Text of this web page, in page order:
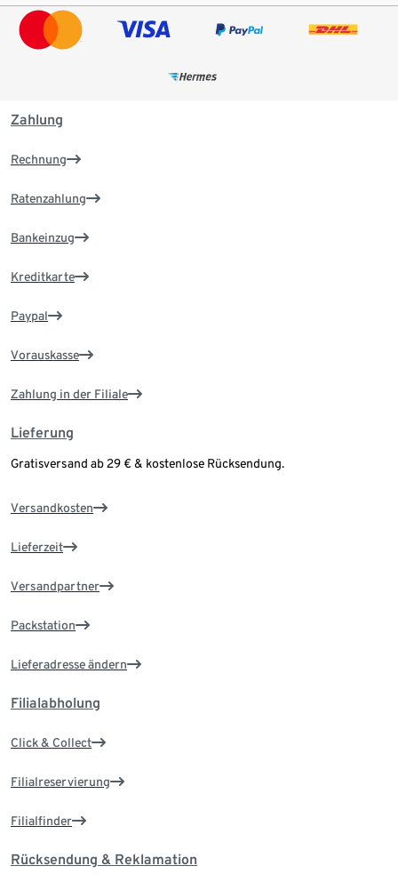
Zahlung
Rechnung
Ratenzahlung
Bankeinzug
Kreditkarte
Paypal
Vorauskasse
Zahlung in der Filiale
Lieferung
Gratisversand ab 29 € & kostenlose Rücksendung.
Versandkosten
Lieferzeit
Versandpartner
Packstation
Lieferadresse ändern
Filialabholung
Click & Collect
Filialreservierung
Filialfinder
Rücksendung & Reklamation